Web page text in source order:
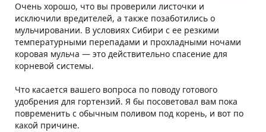
Очень хорошо, что вы проверили листочки и
исключили вредителей, а также позаботились о
мульчировании. В условиях Сибири с ее резкими
температурными перепадами и прохладными ночами
коровая мульча — это действительно спасение для
корневой системы.
Что касается вашего вопроса по поводу готового
удобрения для гортензий. Я бы посоветовал вам пока
повременить с обычным поливом под корень, и вот по
какой причине.